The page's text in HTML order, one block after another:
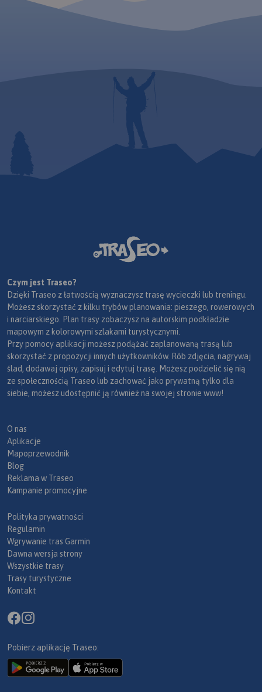
Czym jest Traseo?
Dzięki Traseo z łatwością wyznaczysz trasę wycieczki lub treningu.
Możesz skorzystać z kilku trybów planowania: pieszego, rowerowych
i narciarskiego. Plan trasy zobaczysz na autorskim podkładzie
mapowym z kolorowymi szlakami turystycznymi.
Przy pomocy aplikacji możesz podążać zaplanowaną trasą lub
skorzystać z propozycji innych użytkowników. Rób zdjęcia, nagrywaj
ślad, dodawaj opisy, zapisuj i edytuj trasę. Możesz podzielić się nią
ze społecznością Traseo lub zachować jako prywatną tylko dla
siebie, możesz udostępnić ją również na swojej stronie www!
O nas
Aplikacje
Mapoprzewodnik
Blog
Reklama w Traseo
Kampanie promocyjne
Polityka prywatności
Regulamin
Wgrywanie tras Garmin
Dawna wersja strony
Wszystkie trasy
Trasy turystyczne
Kontakt
Pobierz aplikację Traseo: